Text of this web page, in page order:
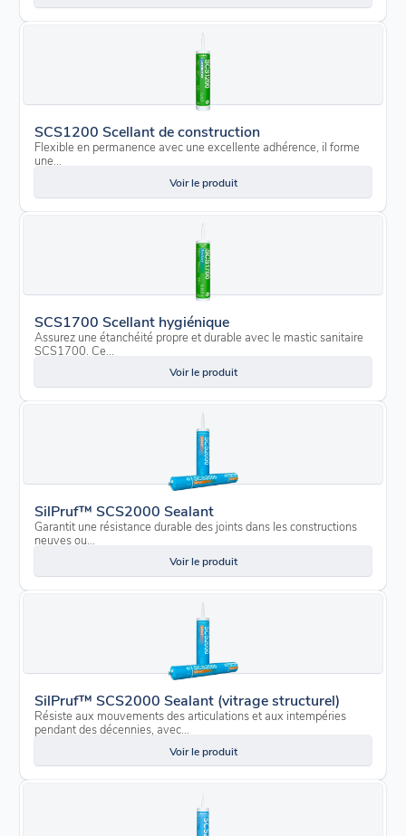
SCS1200 Scellant de construction
Flexible en permanence avec une excellente adhérence, il forme
une...
Voir le produit
SCS1700 Scellant hygiénique
Assurez une étanchéité propre et durable avec le mastic sanitaire
SCS1700. Ce...
Voir le produit
SilPruf™ SCS2000 Sealant
Garantit une résistance durable des joints dans les constructions
neuves ou...
Voir le produit
SilPruf™ SCS2000 Sealant (vitrage structurel)
Résiste aux mouvements des articulations et aux intempéries
pendant des décennies, avec...
Voir le produit